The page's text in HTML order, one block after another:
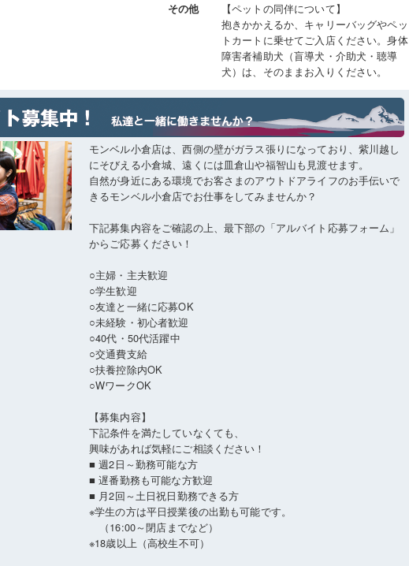
その他
【ペットの同伴について】
抱きかかえるか、キャリーバッグやペッ
トカートに乗せてご入店ください。身体
障害者補助犬（盲導犬・介助犬・聴導
犬）は、そのままお入りください。
モンベル小倉店は、西側の壁がガラス張りになっており、紫川越し
にそびえる小倉城、遠くには皿倉山や福智山も見渡せます。
自然が身近にある環境でお客さまのアウトドアライフのお手伝いで
きるモンベル小倉店でお仕事をしてみませんか？
下記募集内容をご確認の上、最下部の「アルバイト応募フォーム」
からご応募ください！
○主婦・主夫歓迎
○学生歓迎
○友達と一緒に応募OK
○未経験・初心者歓迎
○40代・50代活躍中
○交通費支給
○扶養控除内OK
○WワークOK
【募集内容】
下記条件を満たしていなくても、
興味があれば気軽にご相談ください！
■ 週2日～勤務可能な方
■ 遅番勤務も可能な方歓迎
■ 月2回～土日祝日勤務できる方
※学生の方は平日授業後の出勤も可能です。
（16:00～閉店までなど）
※18歳以上（高校生不可）